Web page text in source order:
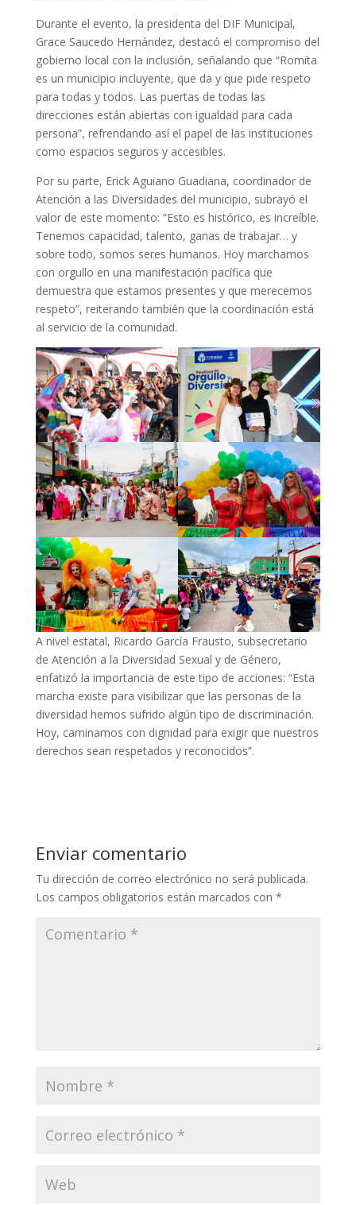
Durante el evento, la presidenta del DIF Municipal,
Grace Saucedo Hernández, destacó el compromiso del
gobierno local con la inclusión, señalando que “Romita
es un municipio incluyente, que da y que pide respeto
para todas y todos. Las puertas de todas las
direcciones están abiertas con igualdad para cada
persona”, refrendando así el papel de las instituciones
como espacios seguros y accesibles.
Por su parte, Erick Aguiano Guadiana, coordinador de
Atención a las Diversidades del municipio, subrayó el
valor de este momento: “Esto es histórico, es increíble.
Tenemos capacidad, talento, ganas de trabajar… y
sobre todo, somos seres humanos. Hoy marchamos
con orgullo en una manifestación pacífica que
demuestra que estamos presentes y que merecemos
respeto”, reiterando también que la coordinación está
al servicio de la comunidad.
A nivel estatal, Ricardo García Frausto, subsecretario
de Atención a la Diversidad Sexual y de Género,
enfatizó la importancia de este tipo de acciones: “Esta
marcha existe para visibilizar que las personas de la
diversidad hemos sufrido algún tipo de discriminación.
Hoy, caminamos con dignidad para exigir que nuestros
derechos sean respetados y reconocidos”.
Enviar comentario
Tu dirección de correo electrónico no será publicada.
Los campos obligatorios están marcados con *